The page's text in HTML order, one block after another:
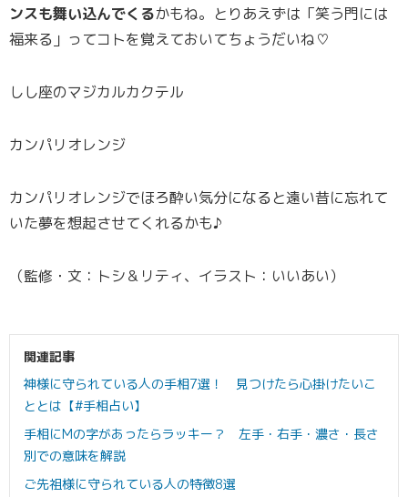
ンスも舞い込んでくるかもね。とりあえずは「笑う門には
福来る」ってコトを覚えておいてちょうだいね♡
しし座のマジカルカクテル
カンパリオレンジ
カンパリオレンジでほろ酔い気分になると遠い昔に忘れて
いた夢を想起させてくれるかも♪
（監修・文：トシ＆リティ、イラスト：いいあい）
関連記事
神様に守られている人の手相7選！ 見つけたら心掛けたいこ
ととは【#手相占い】
手相にMの字があったらラッキー？ 左手・右手・濃さ・長さ
別での意味を解説
ご先祖様に守られている人の特徴8選